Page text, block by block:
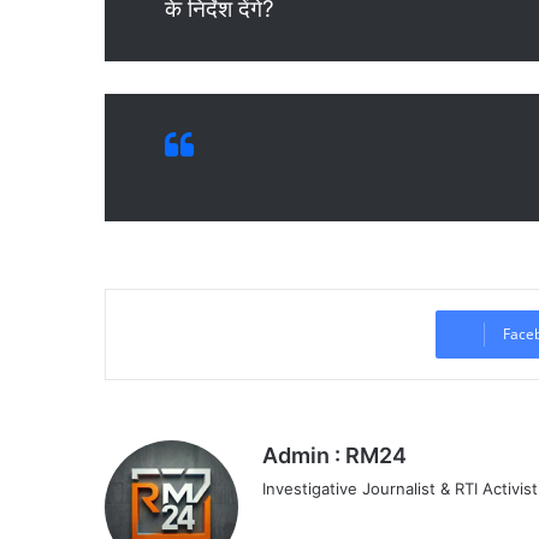
के निर्देश देंगे?
Admin : RM24
Investigative Journalist & RTI Activist